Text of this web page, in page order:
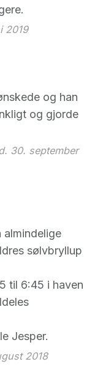
2019
og han
og gjorde
30. september
sølvbryllup
til 6:45 i haven
Jesper.
2018